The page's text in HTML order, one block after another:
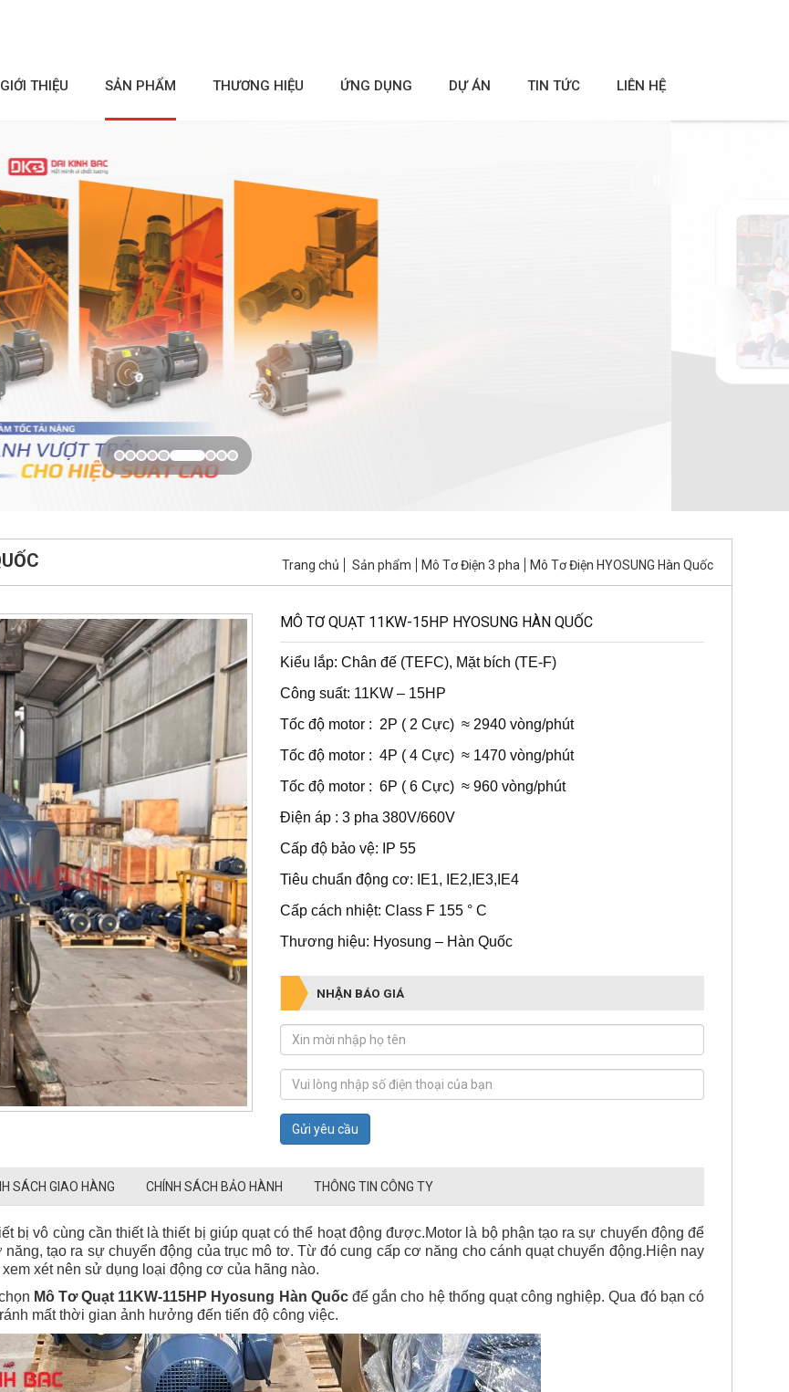
GIỚI THIỆU SẢN PHẨM THƯƠNG HIỆU ỨNG DỤNG DỰ ÁN TIN TỨC LIÊN HỆ
Trang chủ Sản phẩm Mô Tơ Điện 3 pha Mô Tơ Điện HYOSUNG Hàn Quốc
MÔ TƠ QUẠT 11KW-15HP HYOSUNG HÀN QUỐC
Kiểu lắp: Chân đế (TEFC), Mặt bích (TE-F)
Công suất: 11KW – 15HP
Tốc độ motor : 2P ( 2 Cực) ≈ 2940 vòng/phút
Tốc độ motor : 4P ( 4 Cực) ≈ 1470 vòng/phút
Tốc độ motor : 6P ( 6 Cực) ≈ 960 vòng/phút
Điện áp : 3 pha 380V/660V
Cấp độ bảo vệ: IP 55
Tiêu chuẩn động cơ: IE1, IE2,IE3,IE4
Cấp cách nhiệt: Class F 155 ° C
Thương hiệu: Hyosung – Hàn Quốc
NHẬN BÁO GIÁ
Gửi yêu cầu
SÁCH GIAO HÀNG CHÍNH SÁCH BẢO HÀNH THÔNG TIN CÔNG TY
bị vô cùng cần thiết là thiết bị giúp quạt có thể hoạt động được.Motor là bộ phận tạo ra sự chuyển động để
tạo ra sự chuyển động của trục mô tơ. Từ đó cung cấp cơ năng cho cánh quạt chuyển động.Hiện nay
xét nên sử dụng loại động cơ của hãng nào.
Mô Tơ Quạt 11KW-115HP Hyosung Hàn Quốcđể gắn cho hệ thống quạt công nghiệp. Qua đó bạn có
mất thời gian ảnh hưởng đến tiến độ công việc.